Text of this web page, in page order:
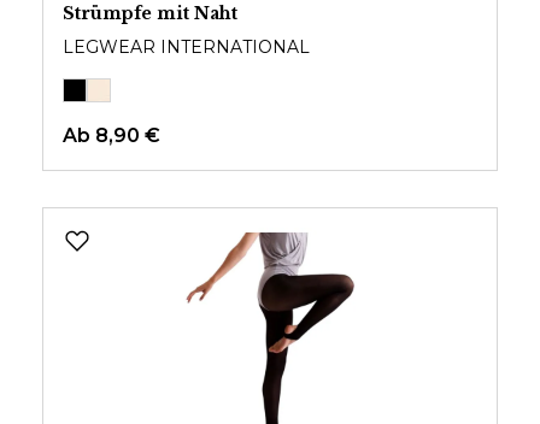
Strümpfe mit Naht
LEGWEAR INTERNATIONAL
Ab 8,90 €